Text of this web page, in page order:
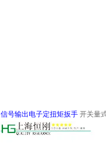
信号输出电子定扭矩扳手 开关量